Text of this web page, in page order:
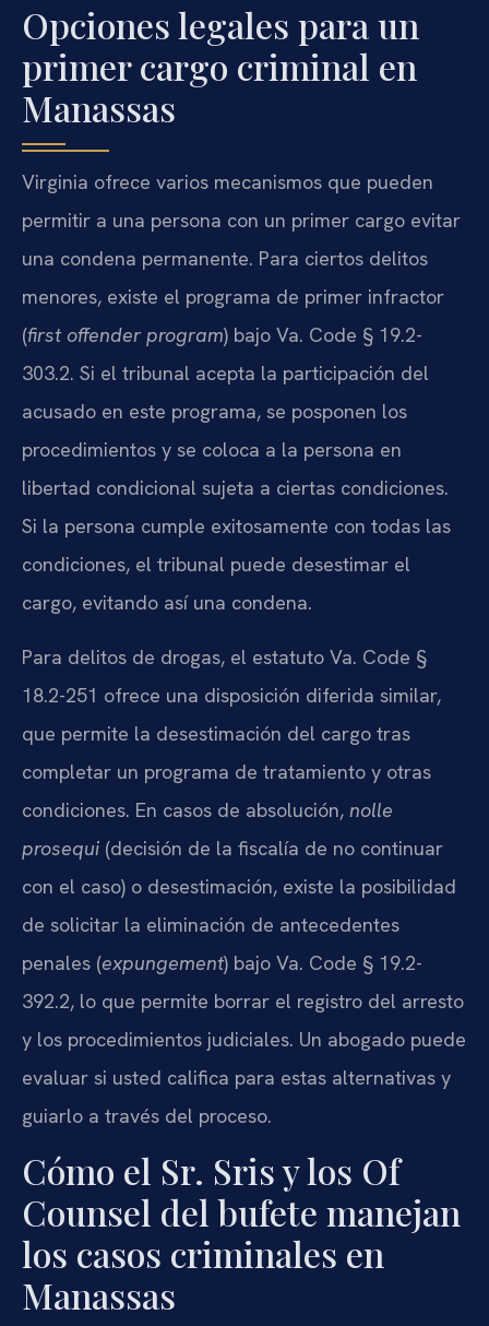
Opciones legales para un
primer cargo criminal en
Manassas
Virginia ofrece varios mecanismos que pueden
permitir a una persona con un primer cargo evitar
una condena permanente. Para ciertos delitos
menores, existe el programa de primer infractor
(first offender program) bajo Va. Code § 19.2-
303.2. Si el tribunal acepta la participación del
acusado en este programa, se posponen los
procedimientos y se coloca a la persona en
libertad condicional sujeta a ciertas condiciones.
Si la persona cumple exitosamente con todas las
condiciones, el tribunal puede desestimar el
cargo, evitando así una condena.
Para delitos de drogas, el estatuto Va. Code §
18.2-251 ofrece una disposición diferida similar,
que permite la desestimación del cargo tras
completar un programa de tratamiento y otras
condiciones. En casos de absolución, nolle
prosequi (decisión de la fiscalía de no continuar
con el caso) o desestimación, existe la posibilidad
de solicitar la eliminación de antecedentes
penales (expungement) bajo Va. Code § 19.2-
392.2, lo que permite borrar el registro del arresto
y los procedimientos judiciales. Un abogado puede
evaluar si usted califica para estas alternativas y
guiarlo a través del proceso.
Cómo el Sr. Sris y los Of
Counsel del bufete manejan
los casos criminales en
Manassas